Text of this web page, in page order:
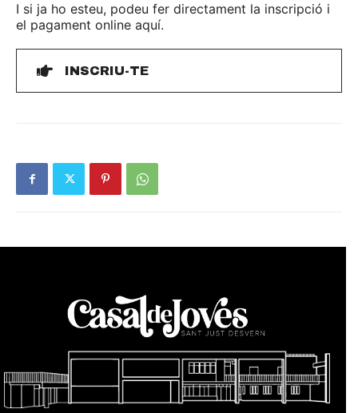
I si ja ho esteu, podeu fer directament la inscripció i
el pagament online aquí.
INSCRIU-TE